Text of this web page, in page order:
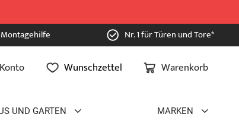
Nr. 1 für Türen und Tore*
Warenkorb
Wunschzettel
UND GARTEN MARKEN